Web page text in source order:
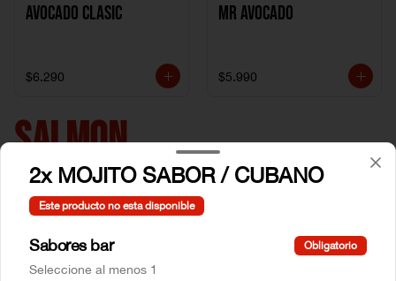
Avocado clasic
$6.290
Mr Avocado
$5.990
SALMON
2x MOJITO SABOR / CUBANO
Este producto no esta disponible
Sabores bar Obligatorio
Seleccione al menos 1